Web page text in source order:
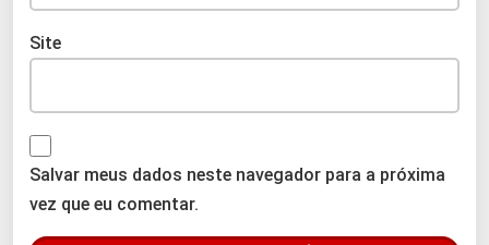
Site
Salvar meus dados neste navegador para a próxima
vez que eu comentar.